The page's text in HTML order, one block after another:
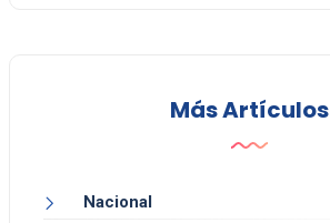
Más Artículos
Nacional